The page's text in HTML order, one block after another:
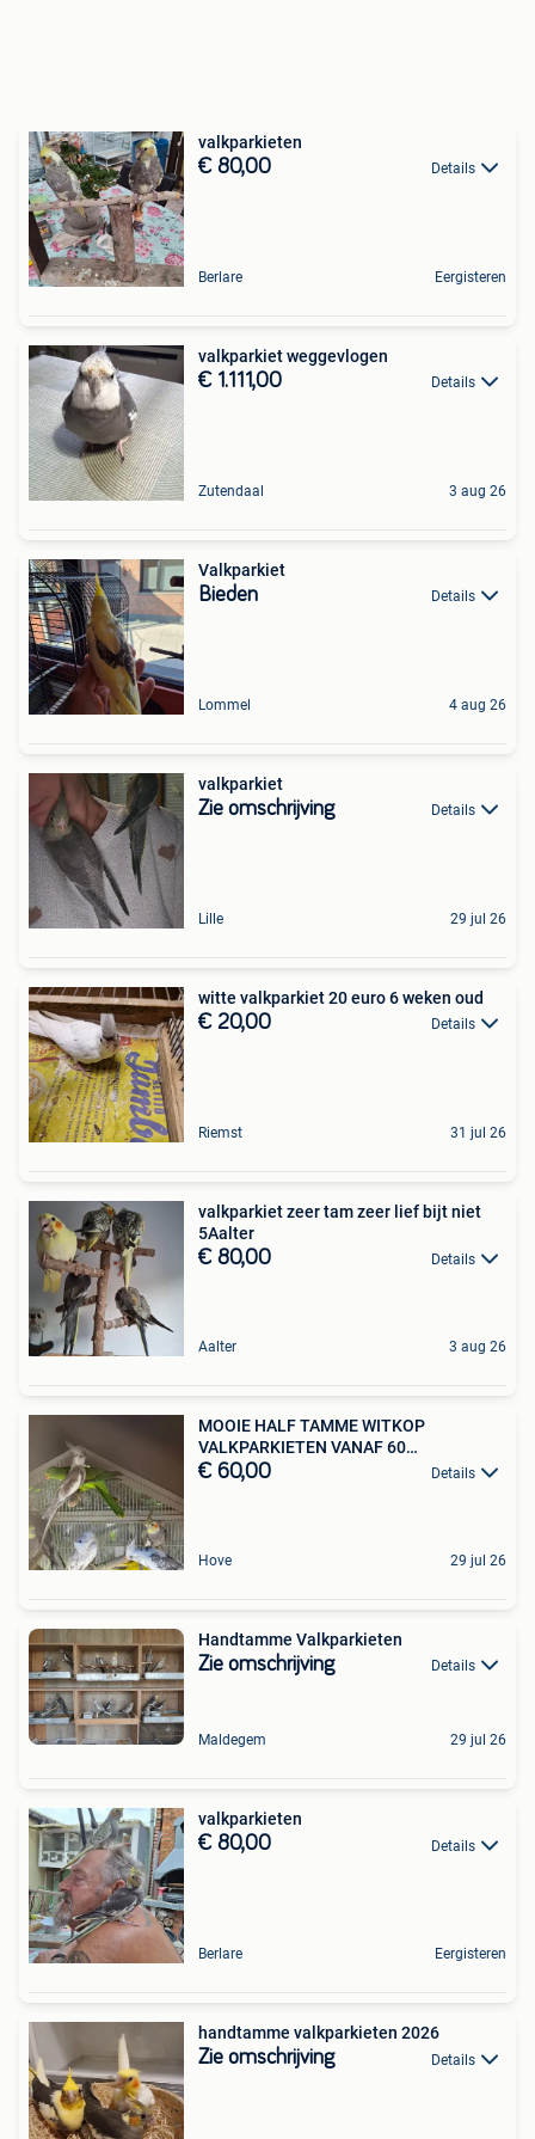
valkparkieten
€ 80,00 Details
Berlare Eergisteren
valkparkiet weggevlogen
€ 1.111,00 Details
Zutendaal 3 aug 26
Valkparkiet
Bieden Details
Lommel 4 aug 26
valkparkiet
Zie omschrijving Details
Lille 29 jul 26
witte valkparkiet 20 euro 6 weken oud
€ 20,00 Details
Riemst 31 jul 26
valkparkiet zeer tam zeer lief bijt niet
5Aalter
€ 80,00 Details
Aalter 3 aug 26
MOOIE HALF TAMME WITKOP
VALKPARKIETEN VANAF 60
EURO/VOGEL
€ 60,00 Details
Hove 29 jul 26
Handtamme Valkparkieten
Zie omschrijving Details
Maldegem 29 jul 26
valkparkieten
€ 80,00 Details
Berlare Eergisteren
handtamme valkparkieten 2026
Zie omschrijving Details